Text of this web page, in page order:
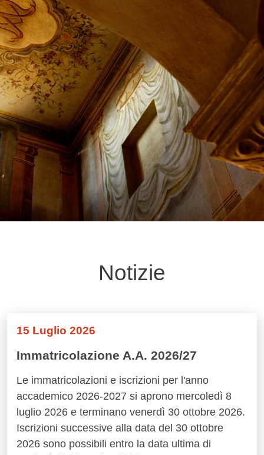
Notizie
15 Luglio 2026
Immatricolazione A.A. 2026/27
Le immatricolazioni e iscrizioni per l'anno
accademico 2026-2027 si aprono mercoledì 8
luglio 2026 e terminano venerdì 30 ottobre 2026.
Iscrizioni successive alla data del 30 ottobre
2026 sono possibili entro la data ultima di